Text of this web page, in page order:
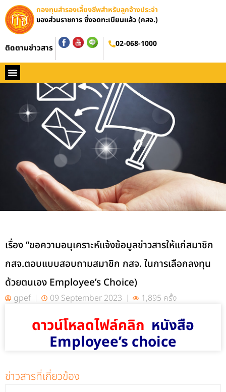
กองทุนสำรองเลี้ยงชีพสำหรับลูกจ้างประจำ
ของส่วนราชการ ซึ่งจดทะเบียนแล้ว (กสจ.)
ติดตามข่าวสาร 02-068-1000
เรื่อง “ขอความอนุเคราะห์แจ้งข้อมูลข่าวสารให้แก่สมาชิก
กสจ.ตอบแบบสอบถามสมาชิก กสจ. ในการเลือกลงทุน
ด้วยตนเอง Employee’s Choice)
gpef 09 September 2023 1,895 ครั้ง
ดาวน์โหลดไฟล์คลิก หนังสือ
Employee’s choice
ข่าวสารที่เกี่ยวข้อง